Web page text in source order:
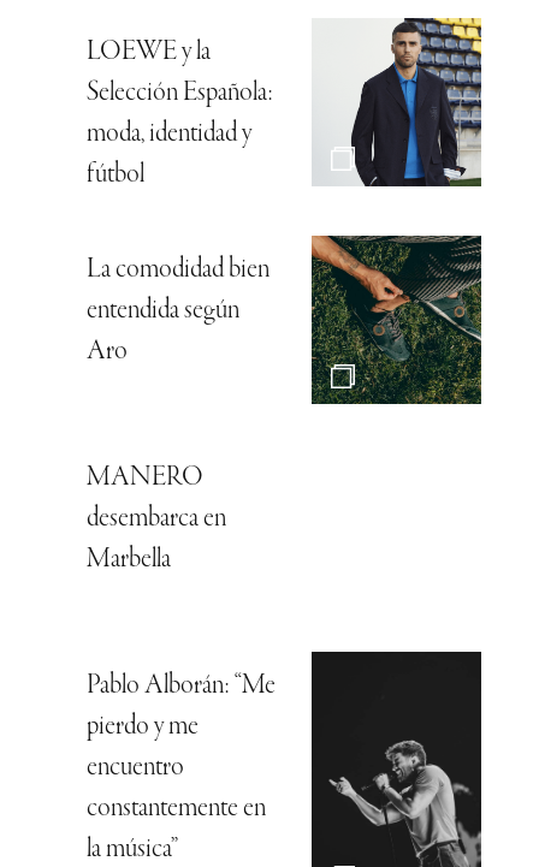
LOEWE y la
Selección Española:
moda, identidad y
fútbol
La comodidad bien
entendida según
Aro
MANERO
desembarca en
Marbella
Pablo Alborán: “Me
pierdo y me
encuentro
constantemente en
la música”